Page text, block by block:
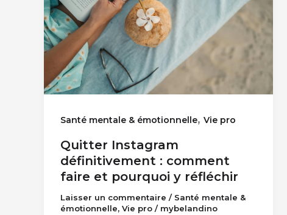
Santé mentale & émotionnelle, Vie pro
Quitter Instagram
définitivement : comment
faire et pourquoi y réfléchir
Laisser un commentaire / Santé mentale &
émotionnelle, Vie pro / mybelandino